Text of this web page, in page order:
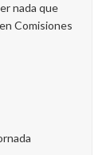
nada que
Comisiones